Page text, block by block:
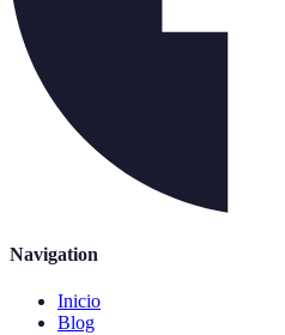
Navigation
Inicio
Blog